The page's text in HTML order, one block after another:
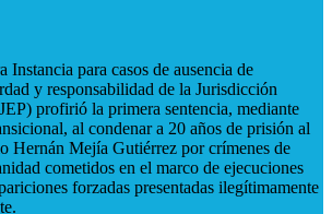
Instancia para casos de ausencia de
y responsabilidad de la Jurisdicción
profirió la primera sentencia, mediante
al condenar a 20 años de prisión al
Hernán Mejía Gutiérrez por crímenes de
cometidos en el marco de ejecuciones
forzadas presentadas ilegítimamente